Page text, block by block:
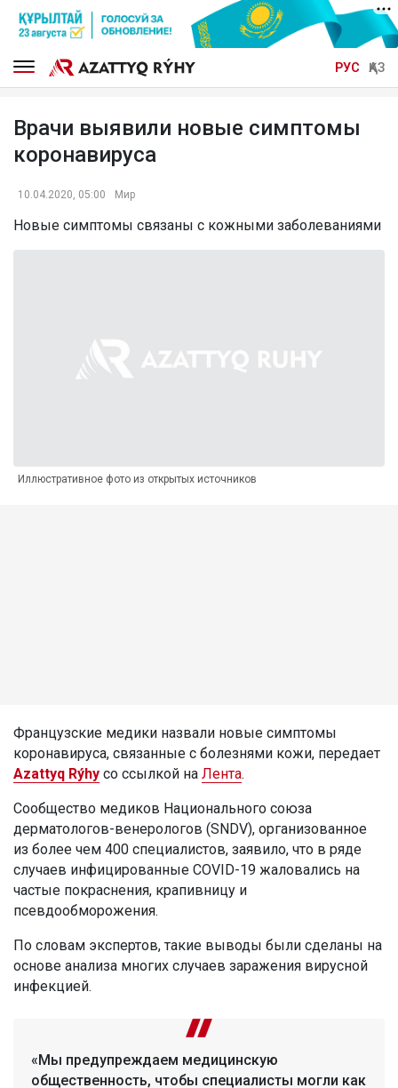
РУС ҚАЗ
Врачи выявили новые симптомы
коронавируса
10.04.2020, 05:00 Мир
Новые симптомы связаны с кожными заболеваниями
Иллюстративное фото из открытых источников
Французские медики назвали новые симптомы
коронавируса, связанные с болезнями кожи, передает
Azattyq Rýhy со ссылкой на Лента.
Сообщество медиков Национального союза
дерматологов-венерологов (SNDV), организованное
из более чем 400 специалистов, заявило, что в ряде
случаев инфицированные COVID-19 жаловались на
частые покраснения, крапивницу и
псевдообморожения.
По словам экспертов, такие выводы были сделаны на
основе анализа многих случаев заражения вирусной
инфекцией.
«Мы предупреждаем медицинскую
общественность, чтобы специалисты могли как